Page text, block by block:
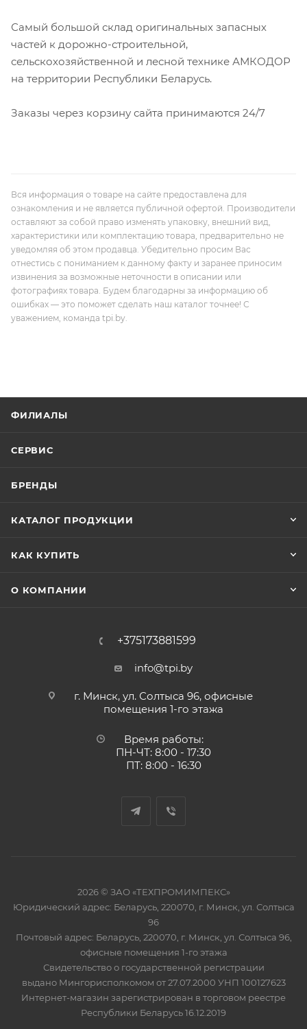
Самый большой склад оригинальных запасных
частей к дорожно-строительной,
сельскохозяйственной и лесной технике АМКОДОР
на территории Республики Беларусь.
Заказы через корзину сайта принимаются 24/7
Вся информация о товаре на сайте предоставлена для
ознакомления и не является публичной офертой. Производители
оставляют за собой право изменять упаковку, внешний вид,
характеристики или комплектацию товара, предварительно не
уведомляя об этом продавца. Убедительно просим Вас
отнестись с пониманием к данному факту и заранее приносим
извинения за возможные неточности в описании или
фотографиях товара. Будем благодарны за информацию об
ошибках — это поможет сделать наш каталог точнее! С
уважением, команда tpi.by.
ФИЛИАЛЫ
СЕРВИС
БРЕНДЫ
КАТАЛОГ ПРОДУКЦИИ
КАК КУПИТЬ
О КОМПАНИИ
+375173881599
info@tpi.by
г. Минск, ул. Солтыса 96, офисные
помещения 1-го этажа
Время работы:
ПН-ЧТ: 8:00 - 17:30
ПТ: 8:00 - 16:30
2026 © ЗАО «ТЕХПРОМИМПЕКС»
Юридический адрес: Беларусь, 220070, г. Минск, ул. Солтыса
96
Почтовый адрес: Беларусь, 220070, г. Минск, ул. Солтыса 96,
офисные помещения 1-го этажа
Свидетельство о государственной регистрации
выдано Мингорисполкомом от 27.07.2000 УНП 100127623
Интернет-магазин зарегистрирован в торговом реестре
Республики Беларусь 16.12.2019